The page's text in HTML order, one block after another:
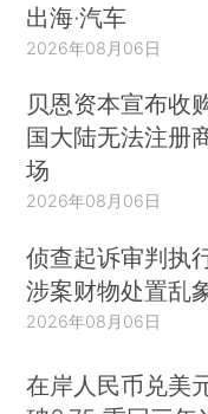
出海·汽车
2026年08月06日
贝恩资本宣布收
国大陆无法注册
场
2026年08月06日
侦查起诉审判执
涉案财物处置乱
2026年08月06日
在岸人民币兑美